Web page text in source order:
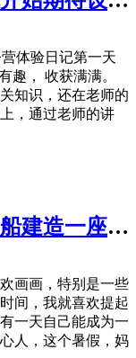
体验日记第一天
趣， 收获满满。
知识，还在老师的
，通过老师的讲
武家乐：我要为心中的梦之船建造一座博物馆
画画，特别是一些
间，我就喜欢提起
一天自己能成为一
人，这个暑假，妈